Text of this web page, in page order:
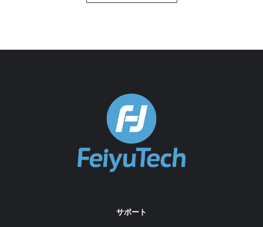
サポート